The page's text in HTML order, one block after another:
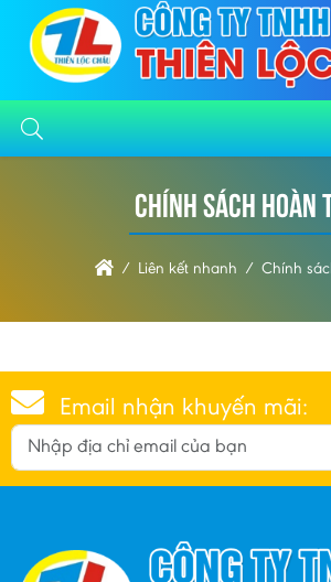
Chính sách hoàn
Liên kết nhanh Chính
Email nhận khuyến mãi: